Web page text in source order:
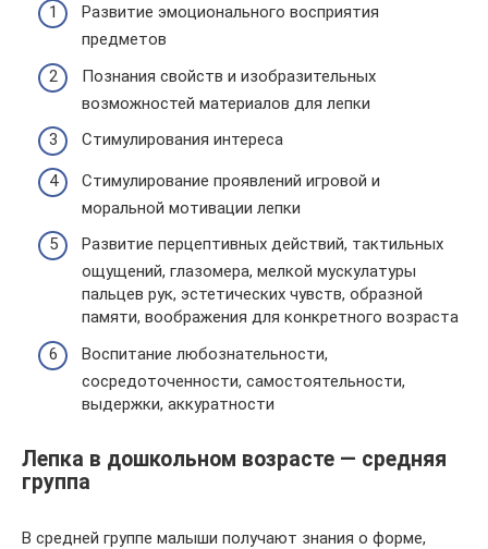
Развитие эмоционального восприятия
предметов
Познания свойств и изобразительных
возможностей материалов для лепки
Стимулирования интереса
Стимулирование проявлений игровой и
моральной мотивации лепки
Развитие перцептивных действий, тактильных
ощущений, глазомера, мелкой мускулатуры
пальцев рук, эстетических чувств, образной
памяти, воображения для конкретного возраста
Воспитание любознательности,
сосредоточенности, самостоятельности,
выдержки, аккуратности
Лепка в дошкольном возрасте — средняя
группа
В средней группе малыши получают знания о форме,